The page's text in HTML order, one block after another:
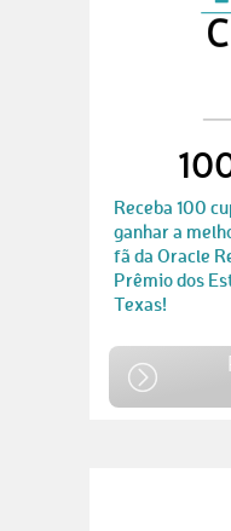
Receba 100
ganhar a
fã da Oracle
Prêmio dos
Texas!